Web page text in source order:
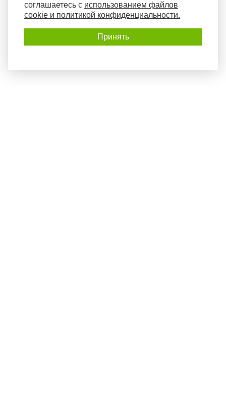
соглашаетесь с использованием файлов
cookie и политикой конфиденциальности.
Принять